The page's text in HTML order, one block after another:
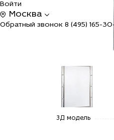
Войти
Москва
Обратный звонок 8 (495) 165-
Зеркало
3Д модель